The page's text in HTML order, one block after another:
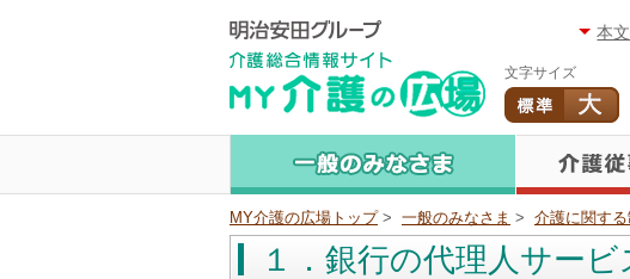
本
文字サイズ
MY介護の広場トップ> 一般のみなさま > 介護に関す
１．銀行の代理人サービ